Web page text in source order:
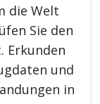
die Welt
Sie den
Erkunden
und
in